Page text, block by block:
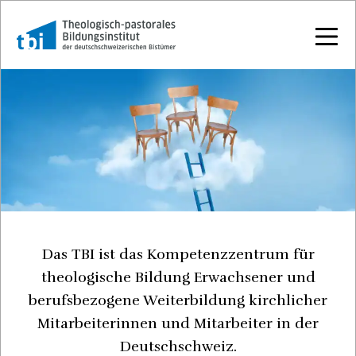
Das TBI ist das Kompetenzzentrum für
theologische Bildung Erwachsener und
berufsbezogene Weiterbildung kirchlicher
Mitarbeiterinnen und Mitarbeiter in der
Deutschschweiz.